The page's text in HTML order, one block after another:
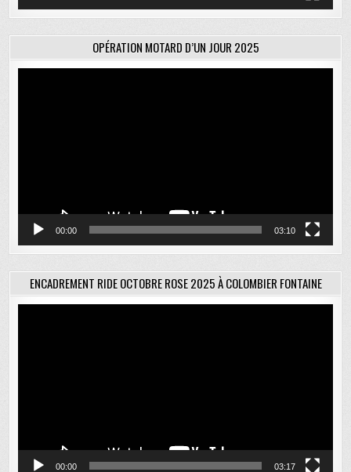
OPÉRATION MOTARD D’UN JOUR 2025
00:00 03:10
ENCADREMENT RIDE OCTOBRE ROSE 2025 À COLOMBIER FONTAINE
00:00 03:17